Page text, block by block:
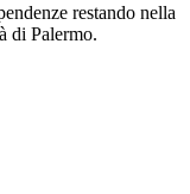
restando nella
di Palermo.